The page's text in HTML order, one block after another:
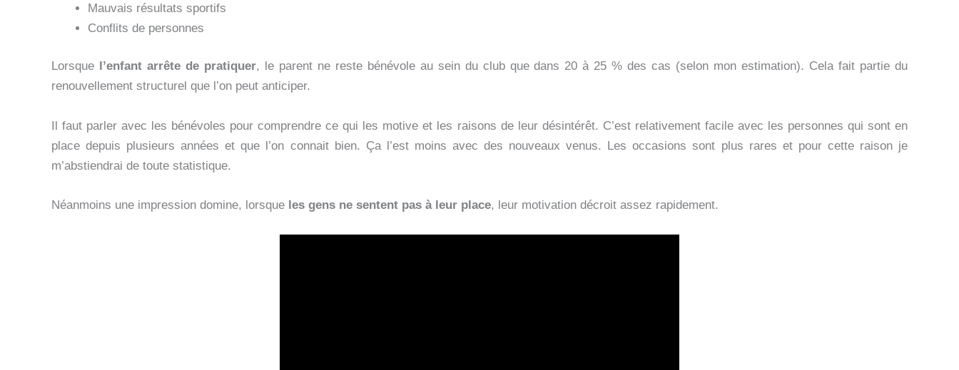
Mauvais résultats sportifs
Conflits de personnes
Lorsque l’enfant arrête de pratiquer, le parent ne reste bénévole au sein du club que dans 20 à 25 % des cas (selon mon estimation). Cela fait partie du
renouvellement structurel que l’on peut anticiper.
Il faut parler avec les bénévoles pour comprendre ce qui les motive et les raisons de leur désintérêt. C’est relativement facile avec les personnes qui sont en
place depuis plusieurs années et que l’on connait bien. Ça l’est moins avec des nouveaux venus. Les occasions sont plus rares et pour cette raison je
m’abstiendrai de toute statistique.
Néanmoins une impression domine, lorsque les gens ne sentent pas à leur place, leur motivation décroit assez rapidement.